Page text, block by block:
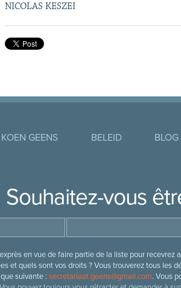
NICOLAS KESZEI
GEENS BELEID BLOG
Souhaitez-vous
en vue de faire partie de la liste pour
et quels sont vos droits ? Vous trouverez tous les
suivante : secretariaat.geens@gmail.com. Vous